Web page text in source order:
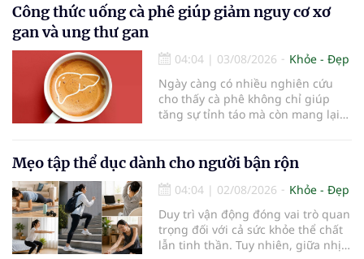
triệu người trên thế giới đang
sống chung với bệnh, trong đó
70% trường hợp.
Công thức uống cà phê giúp giảm nguy cơ xơ
gan và ung thư gan
04:04 | 03/08/2026
Khỏe - Đẹp
Ngày càng có nhiều nghiên cứu
cho thấy cà phê không chỉ giúp
tăng sự tỉnh táo mà còn mang lại
đóng vai trò lọc độc tố, chuyển hóa
thuốc và dự trữ nhiều vitamin,
khoáng chất thiết yếu nhưng cũng
rất dễ bị tổn thương…
Mẹo tập thể dục dành cho người bận rộn
04:04 | 02/08/2026
Khỏe - Đẹp
Duy trì vận động đóng vai trò quan
trọng đối với cả sức khỏe thể chất
lẫn tinh thần. Tuy nhiên, giữa nhịp